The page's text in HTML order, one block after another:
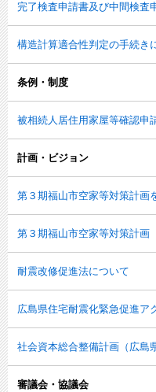
構造計算適合性判定の手続き
条例・制度
被相続人居住用家屋等確認申
計画・ビジョン
第３期福山市空家等対策計画
耐震改修促進法について
広島県住宅耐震化緊急促進ア
審議会・協議会